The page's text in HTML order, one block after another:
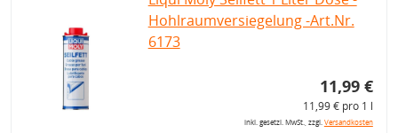
Hohlraumversiegelung -Art.Nr.
6173
11,99 €
11,99 € pro 1 l
inkl. gesetzl. MwSt., zzgl.Versandkosten